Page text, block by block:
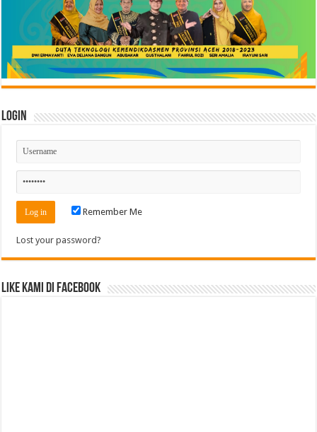
Login
Remember Me
Lost your password?
Like Kami di Facebook